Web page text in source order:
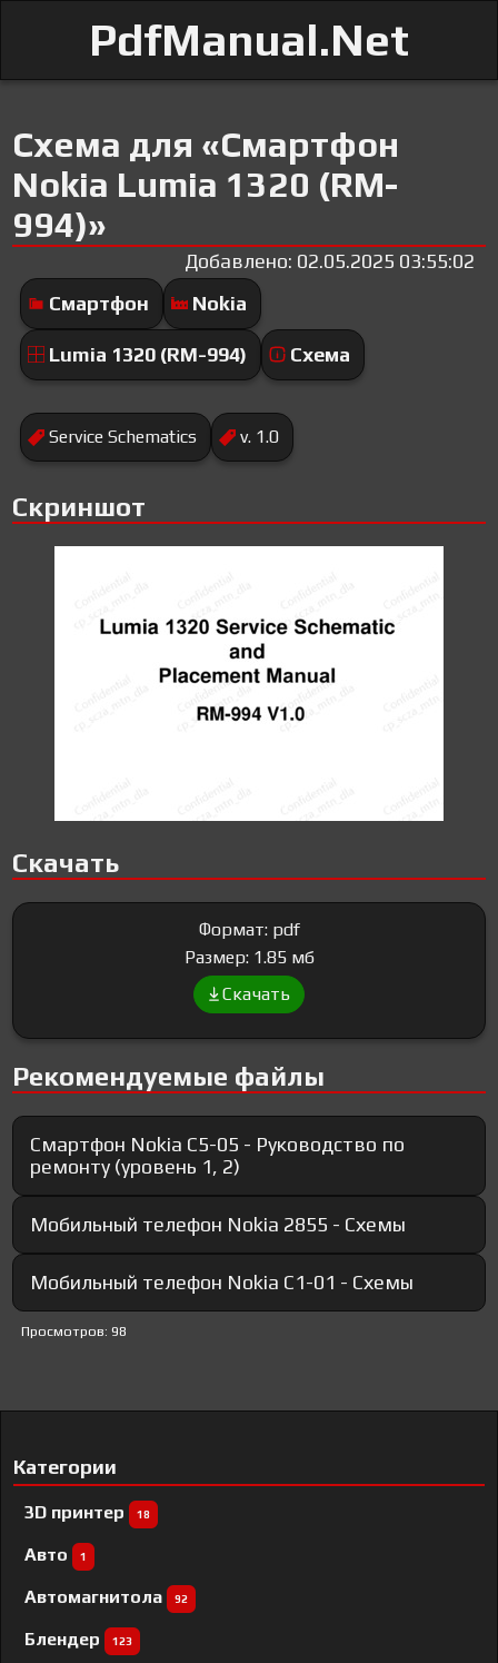
PdfManual.Net
Схема для «Смартфон
Nokia Lumia 1320 (RM-
994)»
Добавлено: 02.05.2025 03:55:02
Смартфон
Nokia
Lumia 1320 (RM-994) Схема
Service Schematics v. 1.0
Скриншот
Скачать
Формат: pdf
Размер: 1.85 мб
Скачать
Рекомендуемые файлы
Смартфон Nokia C5-05 - Руководство по
ремонту (уровень 1, 2)
Мобильный телефон Nokia 2855 - Схемы
Мобильный телефон Nokia C1-01 - Схемы
Просмотров: 98
Категории
3D принтер 18
Авто 1
Автомагнитола 92
Блендер 123